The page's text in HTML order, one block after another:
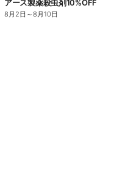
アース製薬殺虫剤10%OFF
8月2日 ～8月10日